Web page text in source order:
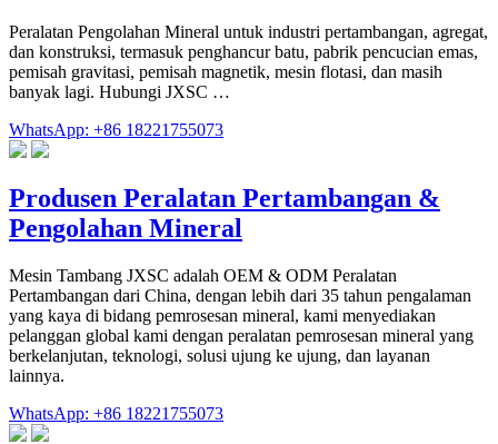
Peralatan Pengolahan Mineral untuk industri pertambangan, agregat,
dan konstruksi, termasuk penghancur batu, pabrik pencucian emas,
pemisah gravitasi, pemisah magnetik, mesin flotasi, dan masih
banyak lagi. Hubungi JXSC …
WhatsApp: +86 18221755073
Produsen Peralatan Pertambangan &
Pengolahan Mineral
Mesin Tambang JXSC adalah OEM & ODM Peralatan
Pertambangan dari China, dengan lebih dari 35 tahun pengalaman
yang kaya di bidang pemrosesan mineral, kami menyediakan
pelanggan global kami dengan peralatan pemrosesan mineral yang
berkelanjutan, teknologi, solusi ujung ke ujung, dan layanan
lainnya.
WhatsApp: +86 18221755073